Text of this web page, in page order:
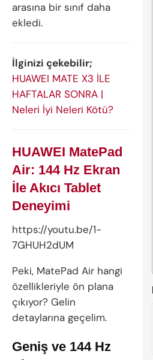
arasına bir sınıf daha
ekledi.
İlginizi çekebilir;
HUAWEI MATE X3 İLE
HAFTALAR SONRA |
Neleri İyi Neleri Kötü?
HUAWEI MatePad
Air: 144 Hz Ekran
İle Akıcı Tablet
Deneyimi
https://youtu.be/1-
7GHUH2dUM
Peki, MatePad Air hangi
özellikleriyle ön plana
çıkıyor? Gelin
detaylarına geçelim.
Geniş ve 144 Hz